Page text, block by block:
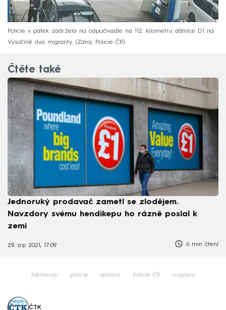
Policie v pátek zadržela na odpočívadle na 112. kilometru dálnice D1 na
Vysočině dva migranty.
Zdroj: Policie ČR
Čtěte také
Jednoruký prodavač zametl se zlodějem.
Navzdory svému hendikepu ho rázně poslal k
zemi
29. srp 2021, 17:09 6 min čtení
Německo policie dálnice Policie ČR migrace
ČTK